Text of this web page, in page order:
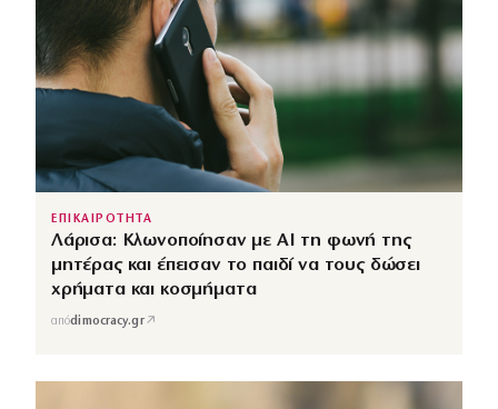
ΕΠΙΚΑΙΡΟΤΗΤΑ
Λάρισα: Κλωνοποίησαν με AI τη φωνή της
μητέρας και έπεισαν το παιδί να τους δώσει
χρήματα και κοσμήματα
απόdimocracy.gr↗